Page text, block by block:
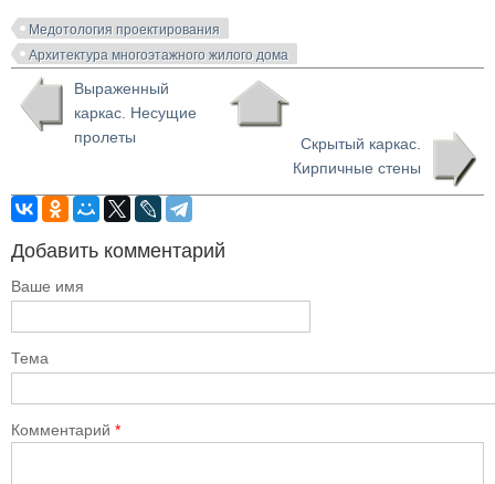
Медотология проектирования
Архитектура многоэтажного жилого дома
Выраженный
каркас. Несущие
пролеты
Скрытый каркас.
Кирпичные стены
Добавить комментарий
Ваше имя
Тема
Комментарий *